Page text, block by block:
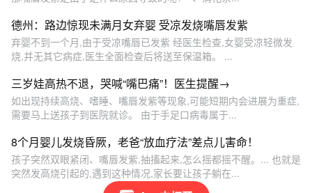
德州：路边惊现未满月女弃婴 受凉发烧嘴唇发紫
弃婴不到一个月,由于受凉嘴唇已发紫 经医生检查,女婴受凉轻微发
烧,并无其它病症,医生全面检查后将送至保温箱。 ...
三岁娃高热不退，哭喊“嘴巴痛”！医生提醒→
如出现持续高烧、嗜睡、嘴唇发紫等现象,可能短期内会进展为重症,
需要马上送孩子到医院就诊。 由于手足口病毒属于...
8个月婴儿发烧昏厥，老爸“放血疗法”差点儿害命！
孩子突然双眼紧闭、嘴唇发紫,抽搐起来,怎么摇都摇不醒。... 也就是
突然发高烧引起的,遇到这种情况,家长要让孩子躺在...